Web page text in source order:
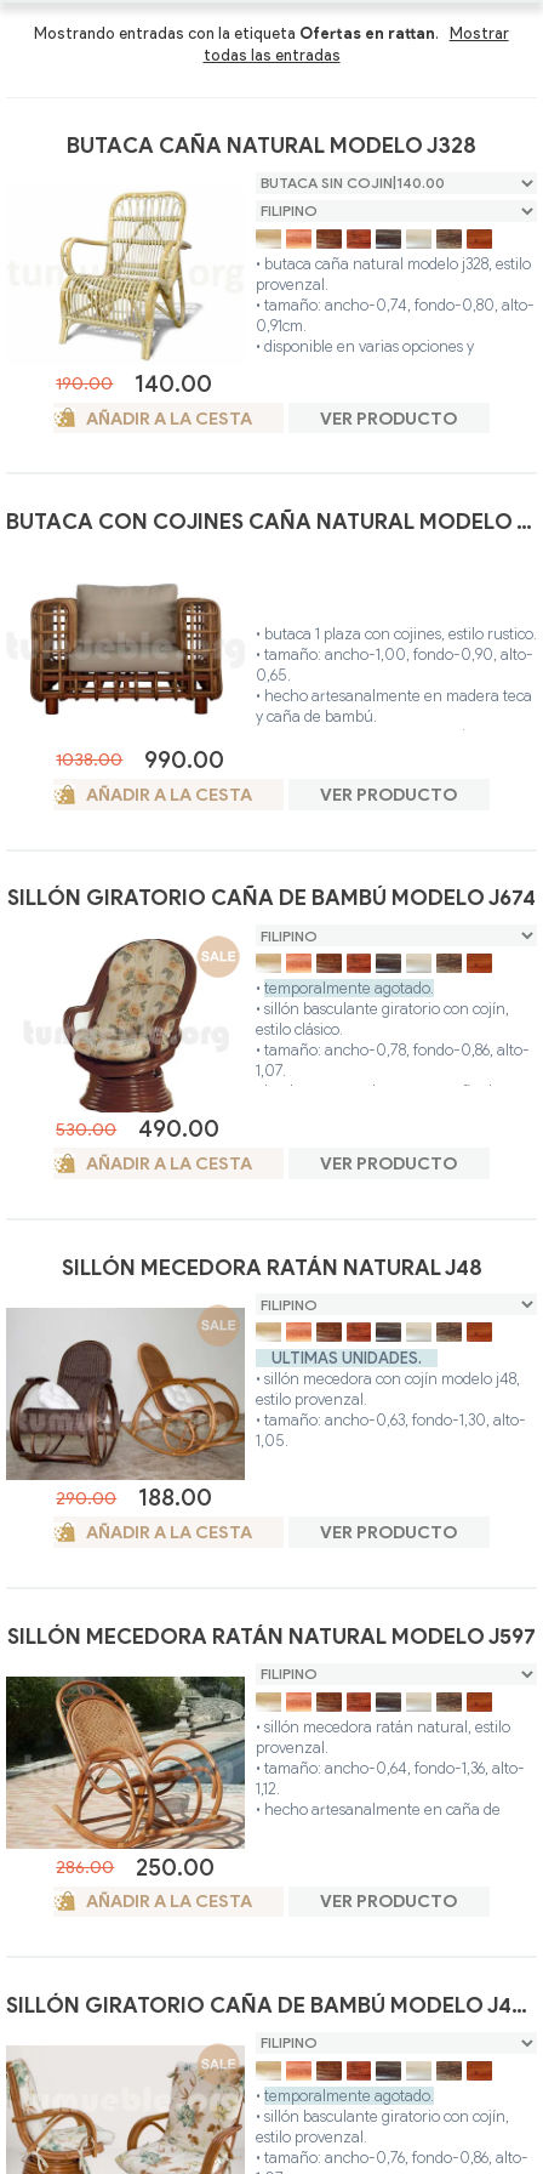
Mostrando entradas con la etiqueta Ofertas en rattan.
Mostrar
todas las entradas
BUTACA CAÑA NATURAL MODELO J328
190.00 140.00
• butaca caña natural modelo j328, estilo
provenzal.
• tamaño: ancho-0,74, fondo-0,80, alto-
0,91cm.
• disponible en varias opciones y
es único y personalizado.
• ideal para interior o exterior (terraza
• colores disponibles: filipino, miel, nogal,
teca, wengue, blanco, gris, avellana.
AÑADIR A LA CESTA VER PRODUCTO
BUTACA CON COJINES CAÑA NATURAL MODELO J444
1038.00 990.00
• butaca 1 plaza con cojines, estilo rustico.
• tamaño: ancho-1,00, fondo-0,90, alto-
0,65.
• hecho artesanalmente en madera teca
y caña de bambú.
• ideal para interior o exterior (terraza
teca color miel.
AÑADIR A LA CESTA VER PRODUCTO
SILLÓN GIRATORIO CAÑA DE BAMBÚ MODELO J674
530.00 490.00
• temporalmente agotado.
• sillón basculante giratorio con cojín,
estilo clásico.
• tamaño: ancho-0,78, fondo-0,86, alto-
1,07.
• hecho artesanalmente en caña de
teca, wengue, blanco, gris, avellana.
• posibilidad otros colores.
AÑADIR A LA CESTA VER PRODUCTO
SILLÓN MECEDORA RATÁN NATURAL J48
290.00 188.00
ULTIMAS UNIDADES.
• sillón mecedora con cojín modelo j48,
estilo provenzal.
• tamaño: ancho-0,63, fondo-1,30, alto-
1,05.
teca, wengue, blanco, gris, avellana.
• posibilidad otros colores.
AÑADIR A LA CESTA VER PRODUCTO
SILLÓN MECEDORA RATÁN NATURAL MODELO J597
286.00 250.00
• sillón mecedora ratán natural, estilo
provenzal.
• tamaño: ancho-0,64, fondo-1,36, alto-
1,12.
• hecho artesanalmente en caña de
• posibilidad otros colores.
AÑADIR A LA CESTA VER PRODUCTO
SILLÓN GIRATORIO CAÑA DE BAMBÚ MODELO J480
• temporalmente agotado.
• sillón basculante giratorio con cojín,
estilo provenzal.
• tamaño: ancho-0,76, fondo-0,86, alto-
Composiciones y Modulares
Recibidores
Auxiliares para comedor
Auxiliares para comedor oferta